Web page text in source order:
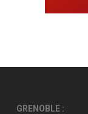
GRENOBLE :